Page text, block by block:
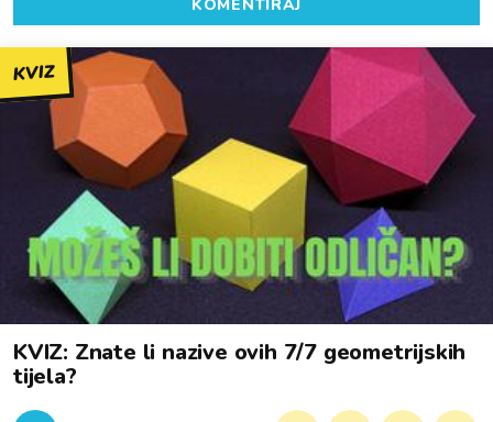
KOMENTIRAJ
KVIZ
KVIZ: Znate li nazive ovih 7/7 geometrijskih
tijela?